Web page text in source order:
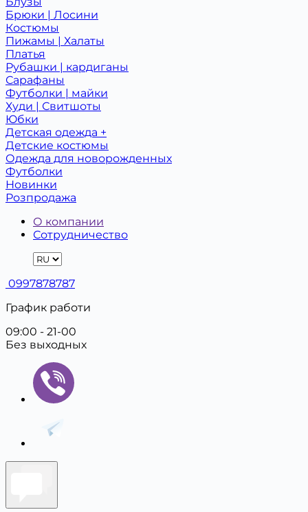
Брюки | Лосини
Костюмы
Пижамы | Халаты
Платья
Рубашки | кардиганы
Сарафаны
Футболки | майки
Худи | Свитшоты
Юбки
Детская одежда +
Детcкие костюмы
Одежда для новорожденных
Футболки
Новинки
Розпродажа
О компании
Сотрудничество
0997878787
График работи
09:00 - 21-00
Без выходных